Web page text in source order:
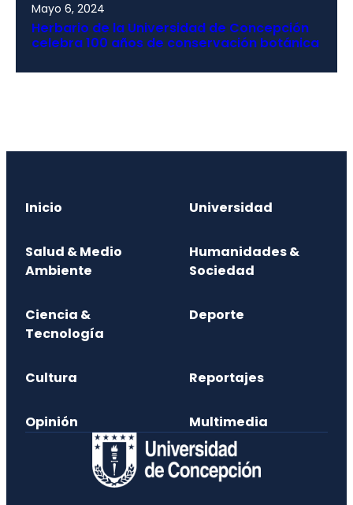
Mayo 6, 2024
Herbario de la Universidad de Concepción
celebra 100 años de conservación botánica
Inicio Universidad
Salud & Medio
Ambiente
Humanidades &
Sociedad
Ciencia &
Tecnología
Deporte
Cultura Reportajes
Opinión Multimedia